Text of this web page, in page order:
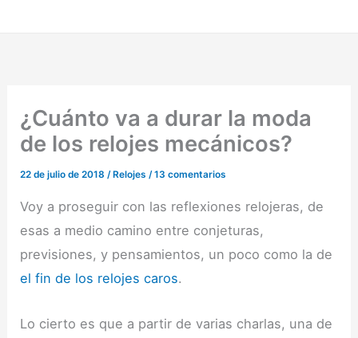
¿Cuánto va a durar la moda
de los relojes mecánicos?
22 de julio de 2018/ Relojes /13 comentarios
Voy a proseguir con las reflexiones relojeras, de
esas a medio camino entre conjeturas,
previsiones, y pensamientos, un poco como la de
el fin de los relojes caros.
Lo cierto es que a partir de varias charlas, una de